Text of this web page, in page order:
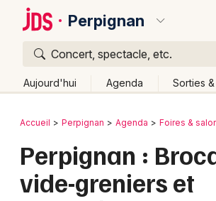
Perpignan
Concert, spectacle, etc.
Aujourd'hui Agenda Sorties
Publier un événement
Bordeaux
Colmar
Retour
Accueil Perpignan Agenda Foires &
Perpignan :
vide-greniers et
Quoi ?
Où ?
Languedoc-Roussillon
Partout
Près
Changer de lieu